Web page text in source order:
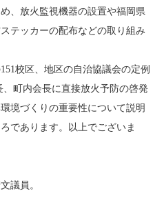
、放火監視機器の設置や福岡県
テッカーの配布などの取り組み
校区、地区の自治協議会の定例
町内会長に直接放火予防の啓発
境づくりの重要性について説明
であります。以上でございま
議員。